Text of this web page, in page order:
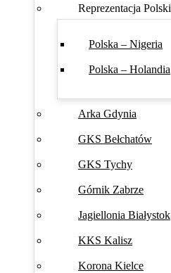
Reprezentacja Polski
Polska – Nigeria
Polska – Holandia
Arka Gdynia
GKS Bełchatów
GKS Tychy
Górnik Zabrze
Jagiellonia Białystok
KKS Kalisz
Korona Kielce